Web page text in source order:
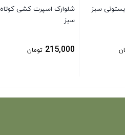
سبز
شلوارک اسپرت کشی کوتاه
سبز
215,000 تومان